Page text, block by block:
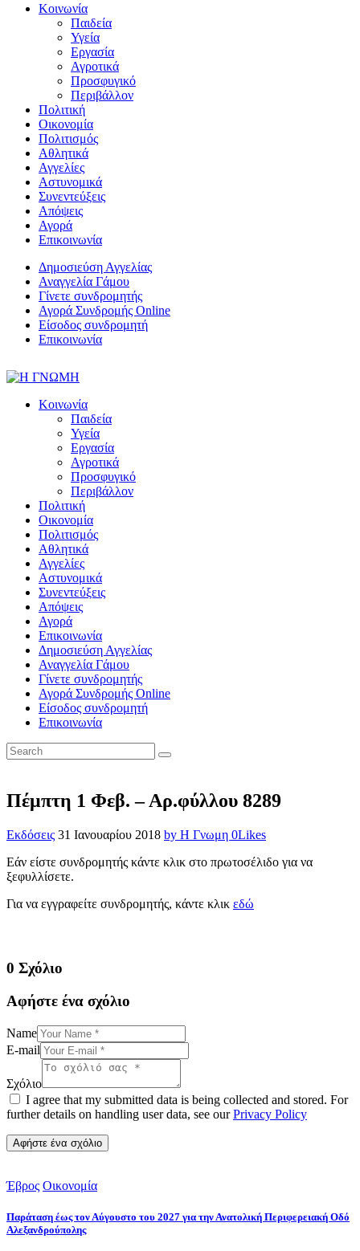
Κοινωνία
Παιδεία
Υγεία
Εργασία
Αγροτικά
Προσφυγικό
Περιβάλλον
Πολιτική
Οικονομία
Πολιτισμός
Αθλητικά
Αγγελίες
Αστυνομικά
Συνεντεύξεις
Απόψεις
Αγορά
Επικοινωνία
Δημοσιεύση Αγγελίας
Αναγγελία Γάμου
Γίνετε συνδρομητής
Αγορά Συνδρομής Online
Είσοδος συνδρομητή
Επικοινωνία
Κοινωνία
Παιδεία
Υγεία
Εργασία
Αγροτικά
Προσφυγικό
Περιβάλλον
Πολιτική
Οικονομία
Πολιτισμός
Αθλητικά
Αγγελίες
Αστυνομικά
Συνεντεύξεις
Απόψεις
Αγορά
Επικοινωνία
Δημοσιεύση Αγγελίας
Αναγγελία Γάμου
Γίνετε συνδρομητής
Αγορά Συνδρομής Online
Είσοδος συνδρομητή
Επικοινωνία
Πέμπτη 1 Φεβ. – Αρ.φύλλου 8289
Εκδόσεις 31 Ιανουαρίου 2018 by Η Γνωμη 0Likes
Εάν είστε συνδρομητής κάντε κλικ στο πρωτοσέλιδο για να
ξεφυλλίσετε.
Για να εγγραφείτε συνδρομητής, κάντε κλικ εδώ
0 Σχόλιο
Αφήστε ένα σχόλιο
Name
E-mail
Σχόλιο
I agree that my submitted data is being collected and stored. For
further details on handling user data, see ourPrivacy Policy
Έβρος Οικονομία
Παράταση έως τον Αύγουστο του 2027 για την Ανατολική Περιφερειακή Οδό
Αλεξανδρούπολης